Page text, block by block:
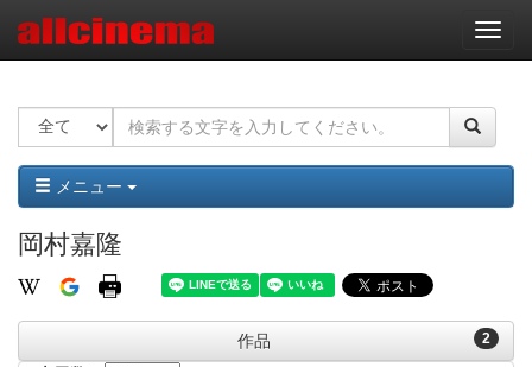
ナ
ビ
ー
ョ
ン
メニュー
岡村嘉隆
2
作品